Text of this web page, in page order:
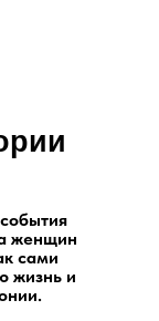
женщин
сами
жизнь и